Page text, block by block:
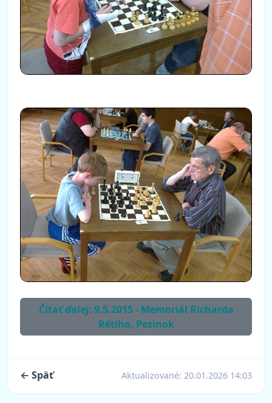
Čítať ďalej: 9.5.2015 - Memoriál Richarda
Rétiho, Pezinok
← Späť Aktualizované: 20.01.2026 14:03